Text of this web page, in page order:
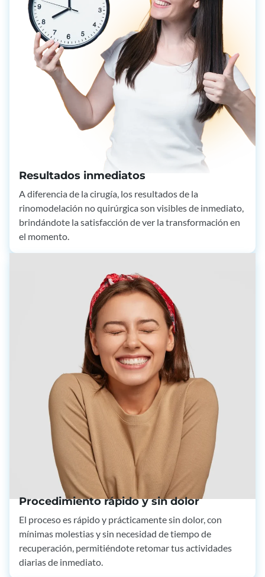
Resultados inmediatos
A diferencia de la cirugía, los resultados de la
rinomodelación no quirúrgica son visibles de inmediato,
brindándote la satisfacción de ver la transformación en
el momento.
Procedimiento rápido y sin dolor
El proceso es rápido y prácticamente sin dolor, con
mínimas molestias y sin necesidad de tiempo de
recuperación, permitiéndote retomar tus actividades
diarias de inmediato.